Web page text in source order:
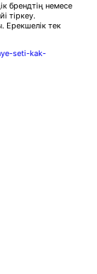
брендтің немесе
тіркеу.
Ерекшелік тек
seti-kak-